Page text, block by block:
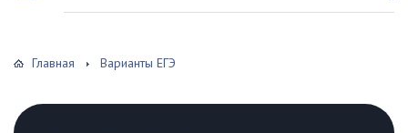
Главная Варианты ЕГЭ